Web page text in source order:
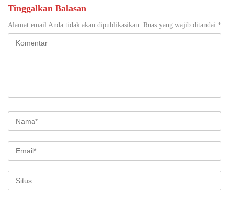
Tinggalkan Balasan
Alamat email Anda tidak akan dipublikasikan. Ruas yang wajib ditandai *